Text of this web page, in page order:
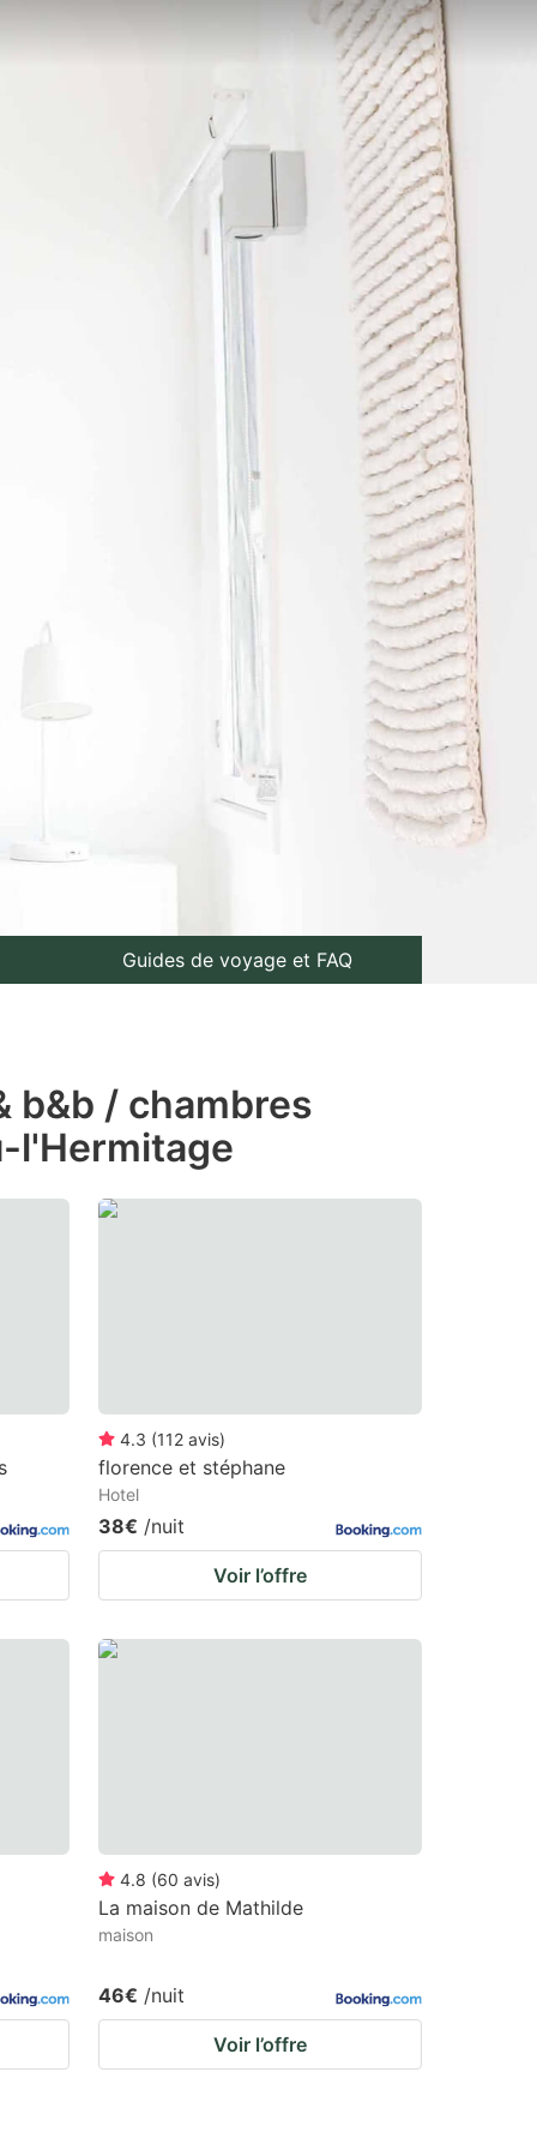
Guides de voyage et FAQ
b&b / chambres
l'Hermitage
4.3 (112 avis)
florence et stéphane
Hotel
38€ /nuit
Voir l’offre
4.8 (60 avis)
La maison de Mathilde
maison
46€ /nuit
Voir l’offre